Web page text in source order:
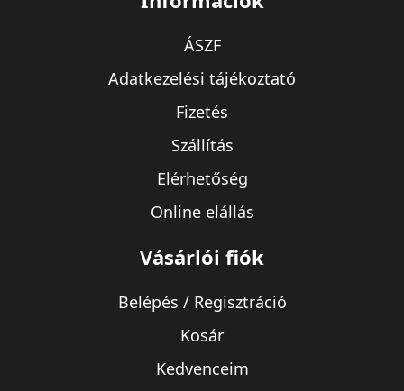
ÁSZF
Adatkezelési tájékoztató
Fizetés
Szállítás
Elérhetőség
Online elállás
Vásárlói fiók
Belépés / Regisztráció
Kosár
Kedvenceim